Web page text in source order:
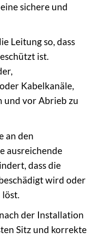
sichere und
Leitung so, dass
ist.
Kabelkanäle,
und vor Abrieb zu
an den
ausreichende
dass die
wird oder
löst.
der Installation
Sitz und korrekte